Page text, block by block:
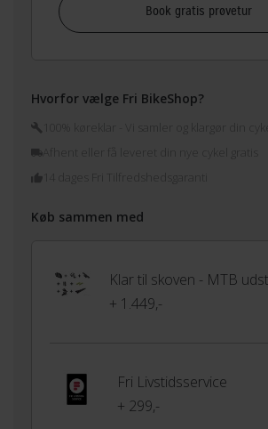
Book gratis prøvetur
Hvorfor vælge Fri BikeShop?
100% køreklar - Vi samler og klargør din cykel
14 dages Fri Tilfredshedsgaranti
Køb sammen med
+ 1.449,-
Fri Livstidsservice
+ 299,-